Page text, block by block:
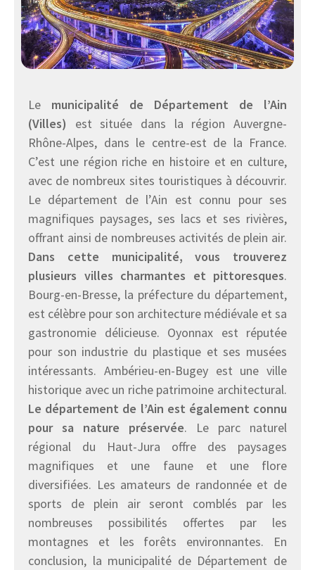
Le municipalité de Département de l’Ain
(Villes) est située dans la région Auvergne-
Rhône-Alpes, dans le centre-est de la France.
C’est une région riche en histoire et en culture,
avec de nombreux sites touristiques à découvrir.
Le département de l’Ain est connu pour ses
magnifiques paysages, ses lacs et ses rivières,
offrant ainsi de nombreuses activités de plein air.
Dans cette municipalité, vous trouverez
plusieurs villes charmantes et pittoresques.
Bourg-en-Bresse, la préfecture du département,
est célèbre pour son architecture médiévale et sa
gastronomie délicieuse. Oyonnax est réputée
pour son industrie du plastique et ses musées
intéressants. Ambérieu-en-Bugey est une ville
historique avec un riche patrimoine architectural.
Le département de l’Ain est également connu
pour sa nature préservée. Le parc naturel
régional du Haut-Jura offre des paysages
magnifiques et une faune et une flore
diversifiées. Les amateurs de randonnée et de
sports de plein air seront comblés par les
nombreuses possibilités offertes par les
montagnes et les forêts environnantes. En
conclusion, la municipalité de Département de